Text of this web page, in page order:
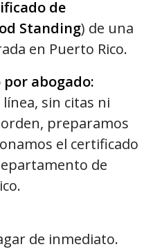
de
Standing) de una
en Puerto Rico.
abogado:
sin citas ni
preparamos
el certificado
de
de inmediato.